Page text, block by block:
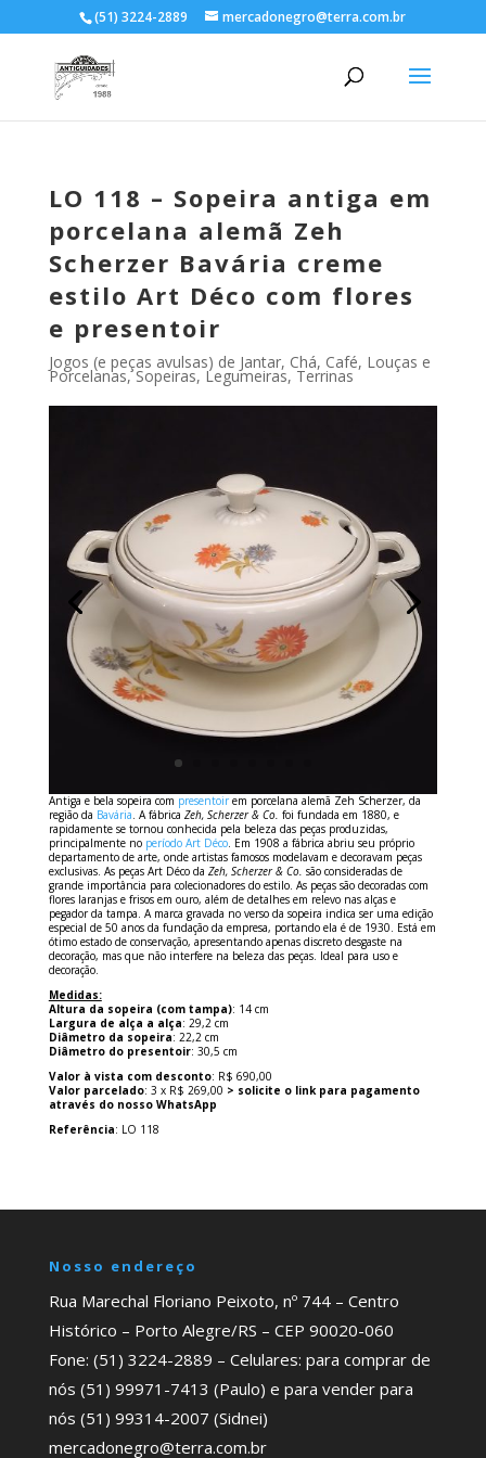
(51) 3224-2889 mercadonegro@terra.com.br
LO 118 – Sopeira antiga em
porcelana alemã Zeh
Scherzer Bavária creme
estilo Art Déco com flores
e presentoir
Jogos (e peças avulsas) de Jantar, Chá, Café, Louças e
Porcelanas,Sopeiras, Legumeiras, Terrinas
Antiga e bela sopeira com presentoirem porcelana alemã Zeh Scherzer, da
região da Bavária. A fábrica Zeh, Scherzer & Co. foi fundada em 1880, e
rapidamente se tornou conhecida pela beleza das peças produzidas,
principalmente no período Art Déco. Em 1908 a fábrica abriu seu próprio
departamento de arte, onde artistas famosos modelavam e decoravam peças
exclusivas. As peças Art Déco da Zeh, Scherzer & Co. são consideradas de
grande importância para colecionadores do estilo. As peças são decoradas com
flores laranjas e frisos em ouro, além de detalhes em relevo nas alças e
pegador da tampa. A marca gravada no verso da sopeira indica ser uma edição
especial de 50 anos da fundação da empresa, portando ela é de 1930. Está em
ótimo estado de conservação, apresentando apenas discreto desgaste na
decoração, mas que não interfere na beleza das peças. Ideal para uso e
decoração.
Medidas:
Altura da sopeira (com tampa): 14 cm
Largura de alça a alça: 29,2 cm
Diâmetro da sopeira: 22,2 cm
Diâmetro do presentoir: 30,5 cm
Valor à vista com desconto: R$ 690,00
Valor parcelado: 3 x R$ 269,00 > solicite o link para pagamento
através do nosso WhatsApp
Referência: LO 118
Nosso endereço
Rua Marechal Floriano Peixoto, nº 744 – Centro
Histórico – Porto Alegre/RS – CEP 90020-060
Fone: (51) 3224-2889 – Celulares: para comprar de
nós (51) 99971-7413 (Paulo) e para vender para
nós (51) 99314-2007 (Sidnei)
mercadonegro@terra.com.br